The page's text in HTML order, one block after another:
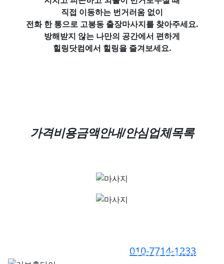
직접 이동하는 번거러움 없이
전화 한 통으로 고봉동 출장마사지를 찾아주세요.
방해받지 않는 나만의 공간에서 편하게
힐링닷컴에서 힐링을 즐겨보세요.
가격비용금액안내/안심업체목록
010-7714-1233
클라쓰홈타이